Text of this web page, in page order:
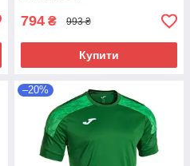
794 ₴ 993 ₴
Купити
–20%